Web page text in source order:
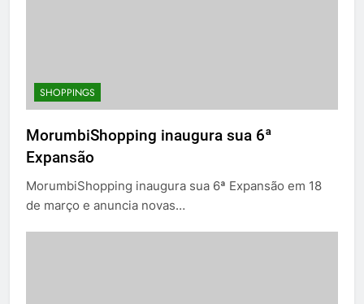
SHOPPINGS
MorumbiShopping inaugura sua 6ª
Expansão
MorumbiShopping inaugura sua 6ª Expansão em 18
de março e anuncia novas…